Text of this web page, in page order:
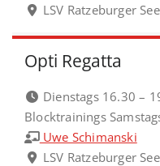
LSV Ratzeburger See
Opti Regatta
Dienstags 16.30 –
Blocktrainings
Uwe Schimanski
LSV Ratzeburger